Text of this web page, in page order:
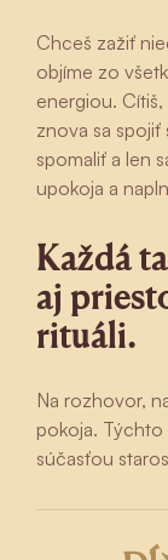
Chceš zažiť
objíme zo
energiou.
znova sa
spomaliť a len
upokoja a
Každá
aj
rituáli.
Na rozhovor,
pokoja. Týchto
súčasťou